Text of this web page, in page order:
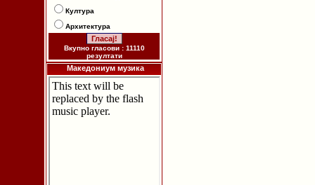
Култура
Архитектура
Вкупно гласови : 11110
резултати
Македониум музика